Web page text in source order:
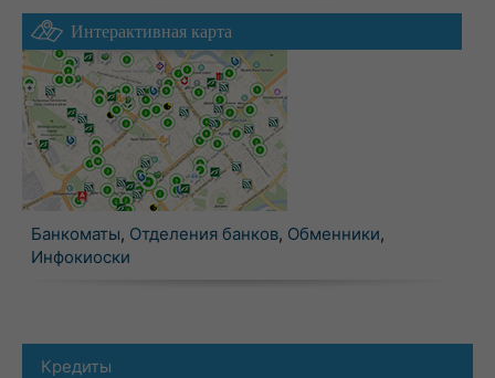
Интерактивная карта
Банкоматы, Отделения банков, Обменники,
Инфокиоски
Кредиты